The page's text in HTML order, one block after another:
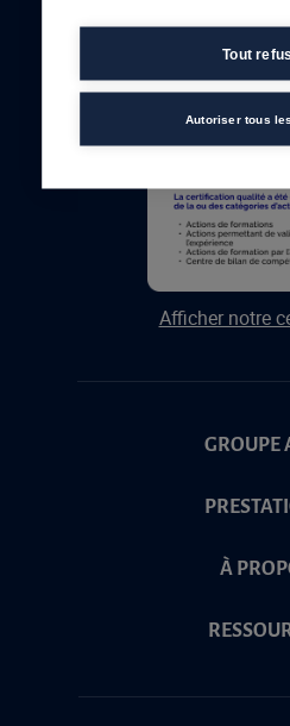
Afficher notre
GROUPE
À
Tout
Autoriser tous